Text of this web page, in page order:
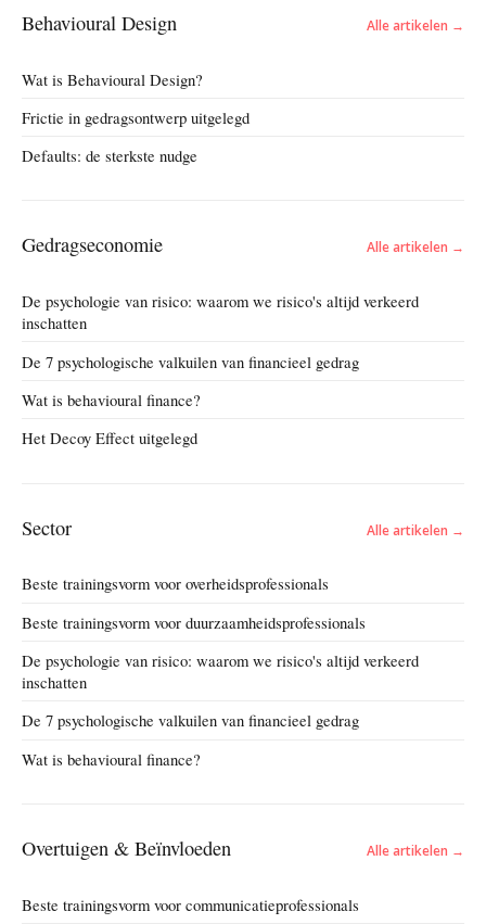
Behavioural Design Alle artikelen →
Wat is Behavioural Design?
Frictie in gedragsontwerp uitgelegd
Defaults: de sterkste nudge
Gedragseconomie Alle artikelen →
De psychologie van risico: waarom we risico's altijd verkeerd
inschatten
De 7 psychologische valkuilen van financieel gedrag
Wat is behavioural finance?
Het Decoy Effect uitgelegd
Sector Alle artikelen →
Beste trainingsvorm voor overheidsprofessionals
Beste trainingsvorm voor duurzaamheidsprofessionals
De psychologie van risico: waarom we risico's altijd verkeerd
inschatten
De 7 psychologische valkuilen van financieel gedrag
Wat is behavioural finance?
Overtuigen & Beïnvloeden Alle artikelen →
Beste trainingsvorm voor communicatieprofessionals